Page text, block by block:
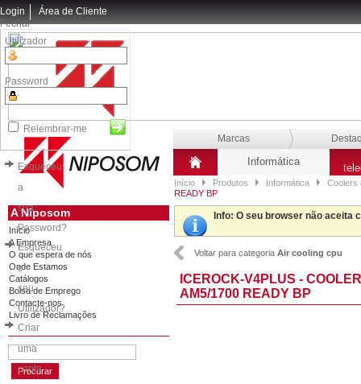
Login
Fechar
Utilizador
Password
Relembrar-me
Esqueceu
a
sua
Password?
Esqueceu
o
seu
Utilizador?
Criar
uma
conta
Área de Cliente
Marcas
Informática
Início Produtos Informática
Coolers
READY BP
A Niposom
Início
A Empresa
O que espera de nós
Onde Estamos
Catálogos
Bolsa de Emprego
Contacte-nos
Livro de Reclamações
Info: O seu browser não aceita
Voltar para categoria Air cooling cpu
ICEROCK-V4PLUS -
AM5/1700 READY BP